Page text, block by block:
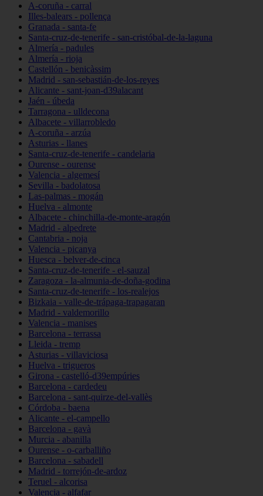
A-coruña - carral
Illes-balears - pollença
Granada - santa-fe
Santa-cruz-de-tenerife - san-cristóbal-de-la-laguna
Almería - padules
Almería - rioja
Castellón - benicàssim
Madrid - san-sebastián-de-los-reyes
Alicante - sant-joan-d39alacant
Jaén - úbeda
Tarragona - ulldecona
Albacete - villarrobledo
A-coruña - arzúa
Asturias - llanes
Santa-cruz-de-tenerife - candelaria
Ourense - ourense
Valencia - algemesí
Sevilla - badolatosa
Las-palmas - mogán
Huelva - almonte
Albacete - chinchilla-de-monte-aragón
Madrid - alpedrete
Cantabria - noja
Valencia - picanya
Huesca - belver-de-cinca
Santa-cruz-de-tenerife - el-sauzal
Zaragoza - la-almunia-de-doña-godina
Santa-cruz-de-tenerife - los-realejos
Bizkaia - valle-de-trápaga-trapagaran
Madrid - valdemorillo
Valencia - manises
Barcelona - terrassa
Lleida - tremp
Asturias - villaviciosa
Huelva - trigueros
Girona - castelló-d39empúries
Barcelona - cardedeu
Barcelona - sant-quirze-del-vallès
Córdoba - baena
Alicante - el-campello
Barcelona - gavà
Murcia - abanilla
Ourense - o-carballiño
Barcelona - sabadell
Madrid - torrejón-de-ardoz
Teruel - alcorisa
Valencia - alfafar